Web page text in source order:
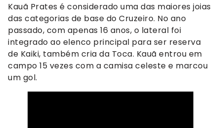
Kauã Prates é considerado uma das maiores joias
das categorias de base do Cruzeiro. No ano
passado, com apenas 16 anos, o lateral foi
integrado ao elenco principal para ser reserva
de Kaiki, também cria da Toca. Kauã entrou em
campo 15 vezes com a camisa celeste e marcou
um gol.